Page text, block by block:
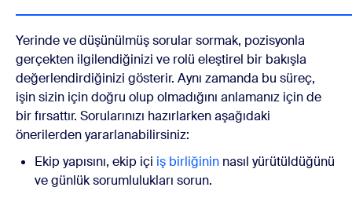
Yerinde ve düşünülmüş sorular sormak, pozisyonla
gerçekten ilgilendiğinizi ve rolü eleştirel bir bakışla
değerlendirdiğinizi gösterir. Aynı zamanda bu süreç,
işin sizin için doğru olup olmadığını anlamanız için de
bir fırsattır. Sorularınızı hazırlarken aşağıdaki
önerilerden yararlanabilirsiniz:
Ekip yapısını, ekip içi iş birliğinin nasıl yürütüldüğünü
ve günlük sorumlulukları sorun.